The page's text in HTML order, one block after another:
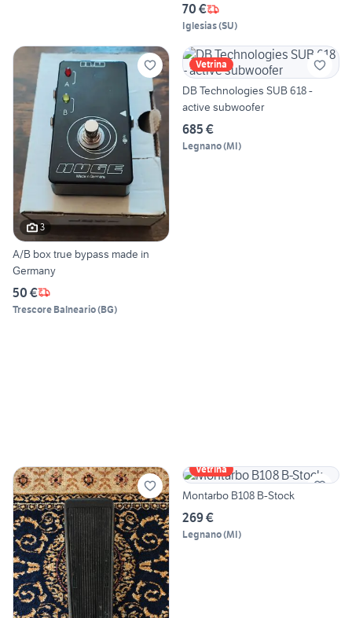
70 €
Iglesias(SU)
3
A/B box true bypass made in
Germany
50 €
Trescore Balneario(BG)
Vetrina
DB Technologies SUB 618 -
active subwoofer
685 €
Legnano(MI)
Vetrina
Montarbo B108 B-Stock
269 €
Legnano(MI)